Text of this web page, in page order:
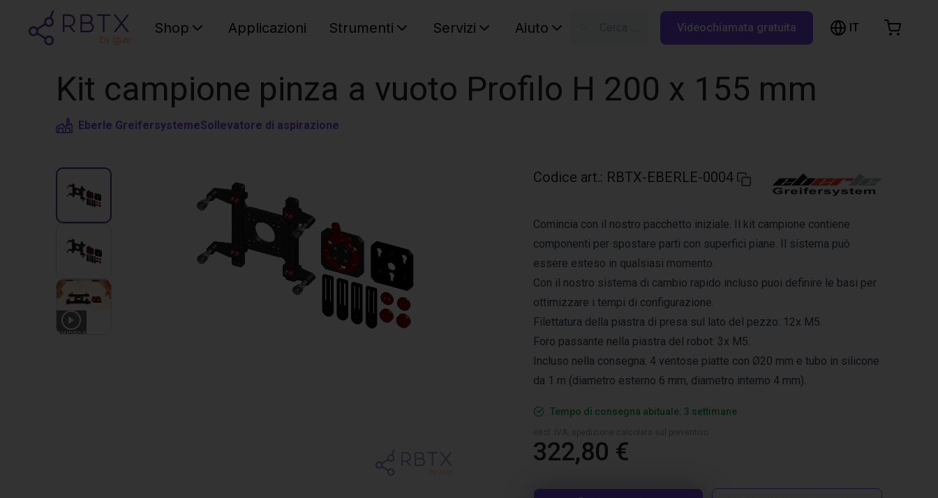
Shop Applicazioni Strumenti Servizi Aiuto Videochiamata gratuita IT
Kit campione pinza a vuoto Profilo H 200 x 155 mm
Eberle GreifersystemeSollevatore di aspirazione
2 VIDEOS
Codice art.: RBTX-EBERLE-0004
Comincia con il nostro pacchetto iniziale. Il kit campione contiene
componenti per spostare parti con superfici piane. Il sistema può
essere esteso in qualsiasi momento.
Con il nostro sistema di cambio rapido incluso puoi definire le basi per
ottimizzare i tempi di configurazione.
Filettatura della piastra di presa sul lato del pezzo: 12x M5.
Foro passante nella piastra del robot: 3x M5.
Incluso nella consegna: 4 ventose piatte con Ø20 mm e tubo in silicone
da 1 m (diametro esterno 6 mm, diametro interno 4 mm).
Tempo di consegna abituale: 3 settimane
322,80 €
Shopping Cart
Browse the shop